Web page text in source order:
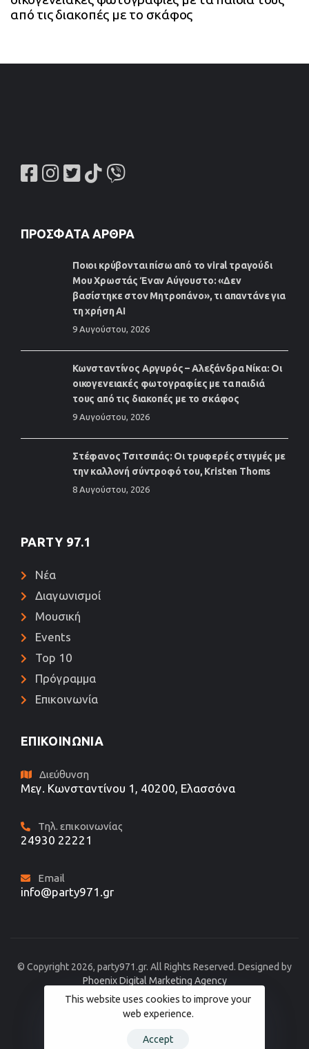
από τις διακοπές με το σκάφος
ΠΡΌΣΦΑΤΑ ΆΡΘΡΑ
Ποιοι κρύβονται πίσω από το viral τραγούδι
Μου Χρωστάς Έναν Αύγουστο: «Δεν
βασίστηκε στον Μητροπάνο», τι απαντάνε για
τη χρήση AI
9 Αυγούστου, 2026
Κωνσταντίνος Αργυρός – Αλεξάνδρα Νίκα: Οι
οικογενειακές φωτογραφίες με τα παιδιά
τους από τις διακοπές με το σκάφος
9 Αυγούστου, 2026
Στέφανος Τσιτσιπάς: Οι τρυφερές στιγμές με
την καλλονή σύντροφό του, Kristen Thoms
8 Αυγούστου, 2026
PARTY 97.1
Νέα
Διαγωνισμοί
Μουσική
Events
Top 10
Πρόγραμμα
Επικοινωνία
ΕΠΙΚΟΙΝΩΝΊΑ
Διεύθυνση
Μεγ. Κωνσταντίνου 1, 40200, Ελασσόνα
Τηλ. επικοινωνίας
24930 22221
Email
info@party971.gr
© Copyright 2026, party971.gr. All Rights Reserved. Designed by
Phoenix Digital Marketing Agency
This website uses cookies to improve your
web experience.
Accept